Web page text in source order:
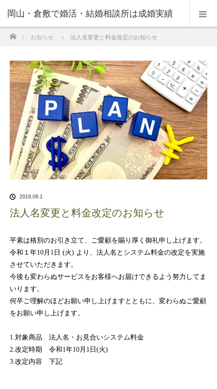
岡山・倉敷で婚活・結婚相談所は成婚実績
の豊富なNPO法人・和(なごみ)へ。
ホーム
お知らせ 法人名変更と料金改定のお知らせ
2019.09.1
法人名変更と料金改定のお知らせ
平素は格別のお引き立て、ご愛顧を賜り厚く御礼申し上げます。
令和１年10月1日 (火) より、法人名とシステム料金の改定を実施
させていただきます。
今後も変わらぬサービスをお客様へお届けできるよう努力してま
いります。
何卒ご理解のほどお願い申し上げますとともに、変わらぬご愛顧
をお願い申し上げます。
1.対象商品 法人名・お見合いシステム料金
2.改定時期 令和1年10月1日(火)
3.改定内容 下記